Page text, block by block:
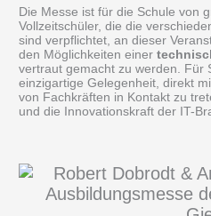
Die Messe ist für die Schule von
Vollzeitschüler, die die
sind verpflichtet, an dieser
den Möglichkeiten einer
vertraut gemacht zu werden. Für
einzigartige Gelegenheit, direkt
von Fachkräften in Kontakt zu
und die Innovationskraft der IT-